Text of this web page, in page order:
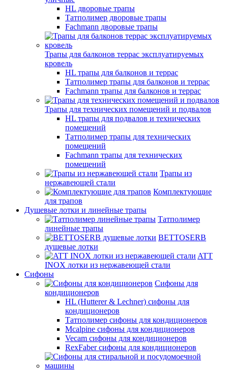
HL дворовые трапы
Татполимер дворовые трапы
Fachmann дворовые трапы
Трапы для балконов террас эксплуатируемых
кровель
HL трапы для балконов и террас
Татполимер трапы для балконов и террас
Fachmann трапы для балконов и террас
Трапы для технических помещений и подвалов
HL трапы для подвалов и технических
помещений
Татполимер трапы для технических
помещений
Fachmann трапы для технических
помещений
Трапы из
нержавеющей стали
Комплектующие
для трапов
Душевые лотки и линейные трапы
Татполимер
линейные трапы
BETTOSERB
душевые лотки
ATT
INOX лотки из нержавеющей стали
Сифоны
Сифоны для
кондиционеров
HL (Hutterer & Lechner) сифоны для
кондиционеров
Татполимер сифоны для кондиционеров
Mcalpine сифоны для кондиционеров
Vecam сифоны для кондиционеров
RexFaber сифоны для кондиционеров